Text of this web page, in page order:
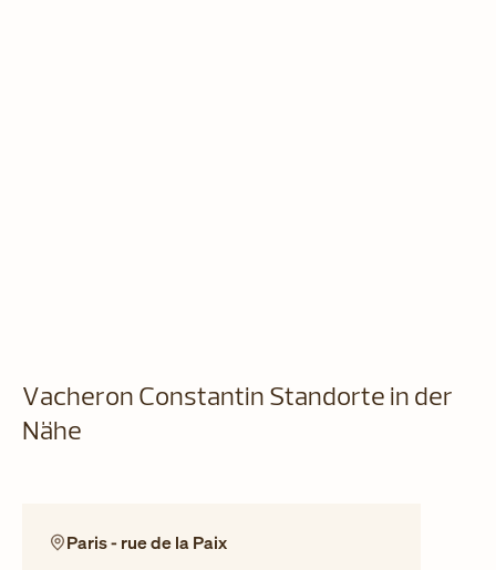
Vacheron Constantin Standorte in der
Nähe
Paris - rue de la Paix